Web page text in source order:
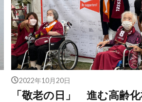
2022年10月20日
「敬老の日」 進む高齢